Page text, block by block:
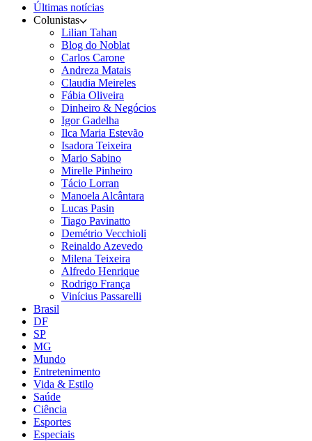
Últimas notícias
Colunistas
Lilian Tahan
Blog do Noblat
Carlos Carone
Andreza Matais
Claudia Meireles
Fábia Oliveira
Dinheiro & Negócios
Igor Gadelha
Ilca Maria Estevão
Isadora Teixeira
Mario Sabino
Mirelle Pinheiro
Tácio Lorran
Manoela Alcântara
Lucas Pasin
Tiago Pavinatto
Demétrio Vecchioli
Reinaldo Azevedo
Milena Teixeira
Alfredo Henrique
Rodrigo França
Vinícius Passarelli
Brasil
DF
SP
MG
Mundo
Entretenimento
Vida & Estilo
Saúde
Ciência
Esportes
Especiais